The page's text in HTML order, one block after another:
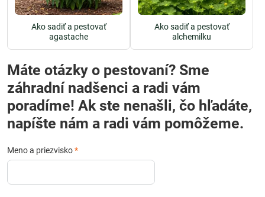
Ako sadiť a pestovať
agastache
Ako sadiť a pestovať
alchemilku
Máte otázky o pestovaní? Sme
záhradní nadšenci a radi vám
poradíme! Ak ste nenašli, čo hľadáte,
napíšte nám a radi vám pomôžeme.
Meno a priezvisko*